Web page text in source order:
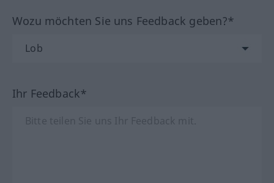
Wozu möchten Sie uns Feedback geben?*
Ihr Feedback*